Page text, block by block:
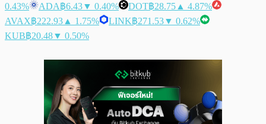
0.43%
ADA฿6.43▼ 0.40% DOT฿28.75 ▲ 4.87%
AVAX฿222.93 ▲ 1.75% LINK฿271.53▼ 0.62%
KUB฿20.48▼ 0.50%